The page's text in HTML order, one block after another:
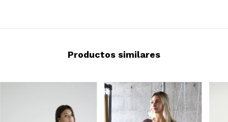
Productos similares